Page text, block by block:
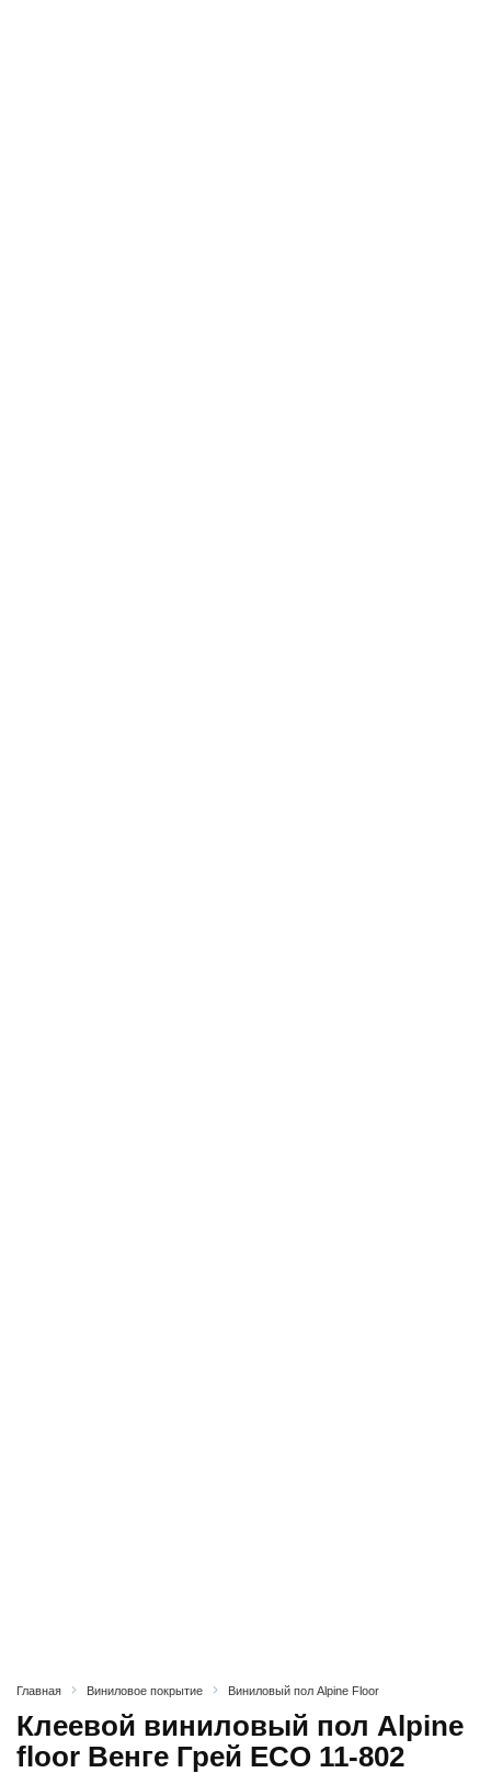
Главная Виниловое покрытие Виниловый пол Alpine Floor
Клеевой виниловый пол Alpine
floor Венге Грей ECO 11-802